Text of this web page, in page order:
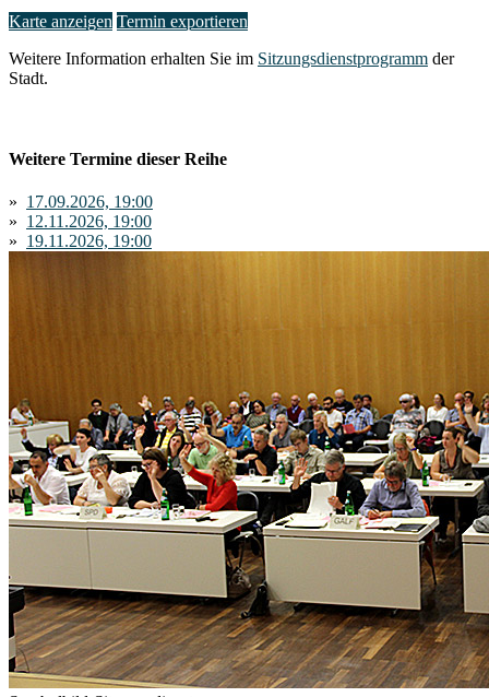
Karte anzeigen Termin exportieren
Weitere Information erhalten Sie im Sitzungsdienstprogramm der
Stadt.
Weitere Termine dieser Reihe
» 17.09.2026, 19:00
» 12.11.2026, 19:00
» 19.11.2026, 19:00